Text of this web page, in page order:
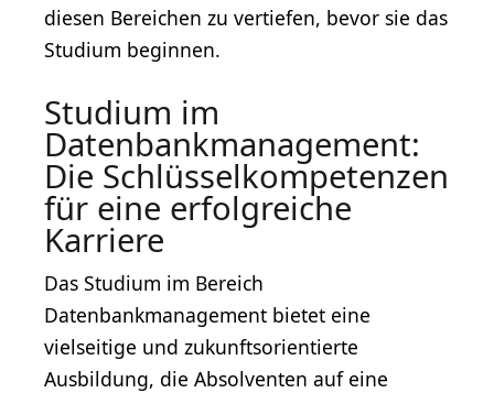
diesen Bereichen zu vertiefen, bevor sie das
Studium beginnen.
Studium im
Datenbankmanagement:
Die Schlüsselkompetenzen
für eine erfolgreiche
Karriere
Das Studium im Bereich
Datenbankmanagement bietet eine
vielseitige und zukunftsorientierte
Ausbildung, die Absolventen auf eine